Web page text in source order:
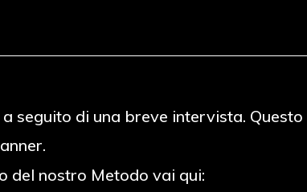
seguito di una breve intervista.
del nostro Metodo vai qui: